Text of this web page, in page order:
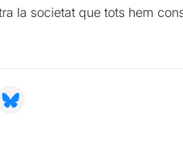
la societat que tots hem